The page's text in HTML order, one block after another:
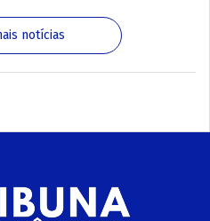
notícias